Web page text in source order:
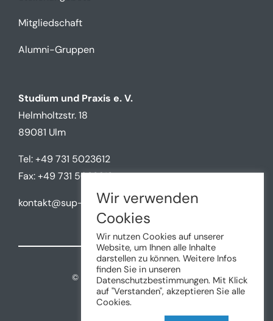
Mitgliedschaft
Alumni-Gruppen
Studium und Praxis e. V.
Helmholtzstr. 18
89081 Ulm
Tel: +49 731 5023612
Fax: +49 731 5023612
kontakt@sup-ulm.de
© 2026 • Studium und Praxis e.V.
Wir verwenden
Cookies
Wir nutzen Cookies auf unserer
Website, um Ihnen alle Inhalte
darstellen zu können. Weitere Infos
finden Sie in unseren
Datenschutzbestimmungen. Mit Klick
auf "Verstanden", akzeptieren Sie alle
Cookies.